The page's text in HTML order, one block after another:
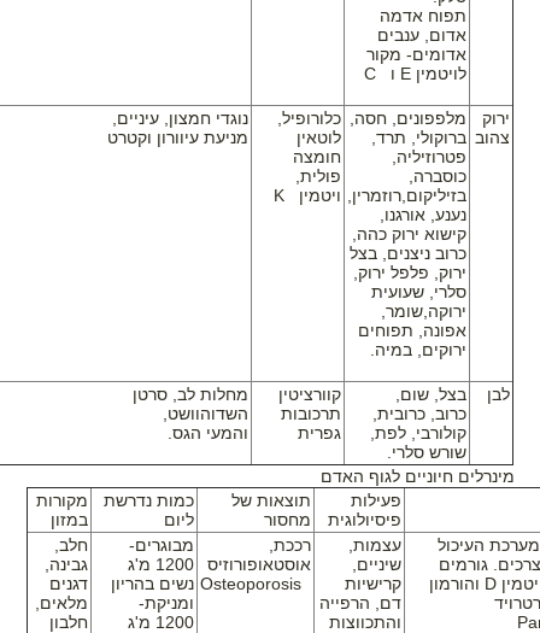
תפוח אדמה
אדום, ענבים
אדומים- מקור
לויטמיןE וC
ירוק
צהוב
מלפפונים, חסה,
ברוקולי, תרד,
פטרוזיליה,
כוסברה,
בזיליקום,רוזמרין,
נענע, אורגנו,
קישוא ירוק כהה,
כרוב ניצנים, בצל
ירוק, פלפל ירוק,
סלרי, שעועית
ירוקה,שומר,
אפונה, תפוחים
ירוקים, במיה.
כלורופיל,
לוטאין
חומצה
פולית,
ויטמיןK
נוגדי חמצון, עיניים,
מניעת עיוורון וקטרט
לבן
בצל, שום,
כרוב, כרובית,
קולורבי, לפת,
שורש סלרי.
קוורציטין
תרכובות
גפרית
מחלות לב, סרטן
השדוהוושט,
והמעי הגס.
מינרלים חיוניים לגוף האדם
מקורות
במזון
כמות נדרשת
ליום
תוצאות של
מחסור
פעילות
פיסיולוגית
חלב,
גבינה,
דגנים
מלאים,
חלבון
מבוגרים-
1200 מ'ג
נשים בהריון
ומניקת-
1200 מ'ג
רככת,
אוסטאופורוזיס
Osteoporosis
עצמות,
שיניים,
קרישיות
דם, הרפייה
והתכווצות
העיכול
גורמים
D והורמון